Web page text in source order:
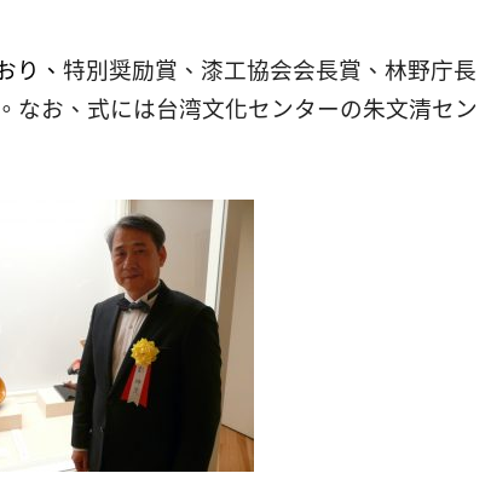
り、 特別奨励賞、漆工協会会長賞、林野庁長
なお、式には台湾文化センターの朱文清セン